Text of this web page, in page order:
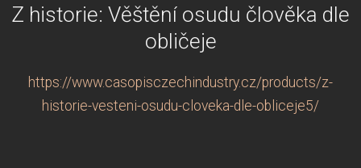
Z historie: Věštění osudu člověka dle
obličeje
https://www.casopisczechindustry.cz/products/z-
historie-vesteni-osudu-cloveka-dle-obliceje5/